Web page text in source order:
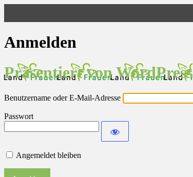
Anmelden
Präsentiert von WordPress
Benutzername oder E-Mail-Adresse
Passwort
Angemeldet bleiben